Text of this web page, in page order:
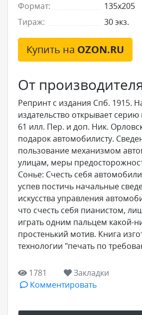
Формат:
135x205
Тираж:
30 экз.
Купить на OZON.RU
От
Репринт с издания Спб. 1915.
издательство открывает серию
61 илл. Пер. и доп. Ник.
подарок автомобилисту.
пользование механизмом
улицам, меры
Сонье: Счесть себя
успев постичь начальные
искусства управления
что счесть себя пианистом,
играть одним пальцем какой-
простенький мотив. Книга
технологии "печать по
1781
Закладки
Комментировать